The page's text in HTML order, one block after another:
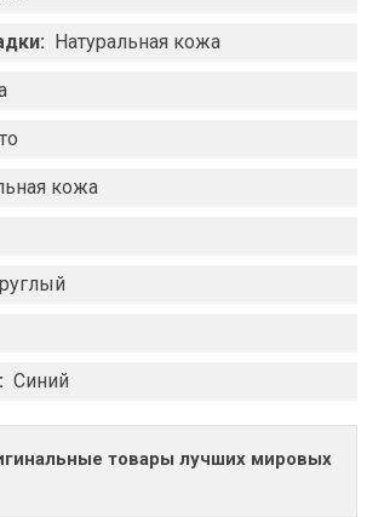
Натуральная кожа
кожа
Синий
товары лучших мировых